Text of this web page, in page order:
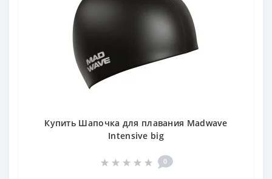
Купить Шапочка для плавания Madwave
Intensive big
0